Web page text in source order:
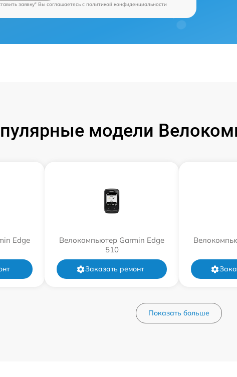
заявку" Вы соглашаетесь c политикой конфиденциальности
модели
Edge
Велокомпьютер Garmin Edge
510
Заказать ремонт
Показать больше